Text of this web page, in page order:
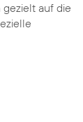
auf die